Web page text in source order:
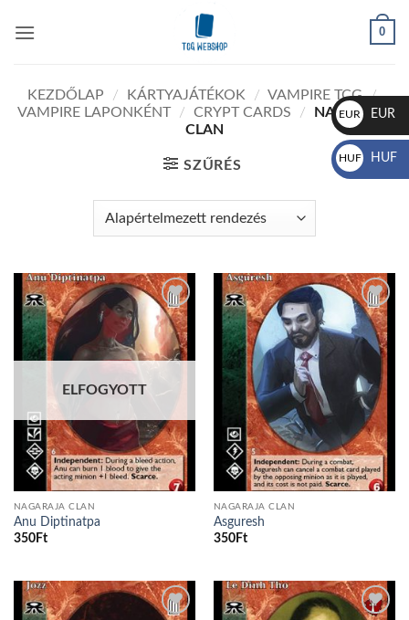
0
KEZDŐLAP / KÁRTYAJÁTÉKOK / VAMPIRE TCG /
VAMPIRE LAPONKÉNT / CRYPT CARDS /
NAGARAJA
CLAN
SZŰRÉS
Add to
wishlist
ELFOGYOTT
NAGARAJA CLAN
Anu Diptinatpa
350Ft
Add to
wishlist
NAGARAJA CLAN
Asguresh
350Ft
EUR
€
EUR
HUF
Ft
HUF